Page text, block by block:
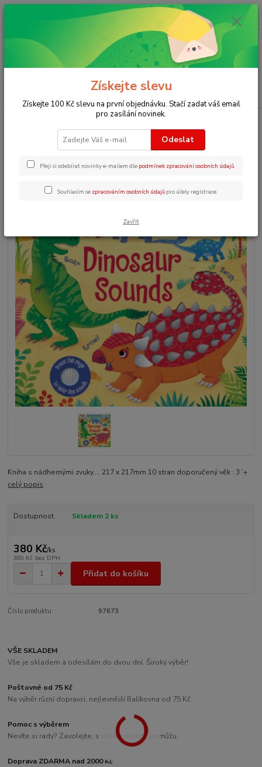
Menu
ks
0 Kč
Zvukové knihy pro děti
Dinosaur sounds
Kniha s nádhernými zvuky.... 217 x 217mm 10 stran doporučený věk : 3´+
celý popis
Dostupnost Skladem 2 ks
380 Kč/ks
380 Kč bez DPH
Přidat do košíku
Číslo produktu: 97673
VŠE SKLADEM
Vše je skladem a odesílám do dvou dní. Široký výběr!
Poštovné od 75 Kč
Na výběr různí dopravci, nejlevnější Balíkovna od 75 Kč
Pomoc s výběrem
Nevíte si rady? Zavolejte, s výběrem ráda pomůžu.
Doprava ZDARMA nad 2000 Kč
Získejte slevu
Získejte 100 Kč slevu na první objednávku. Stačí zadat váš email
pro zasílání novinek.
Odeslat
Přeji si odebírat novinky e-mailem dle podmínek zpracování osobních údajů.
Souhlasím se zpracováním osobních údajů pro účely registrace.
Zavřít